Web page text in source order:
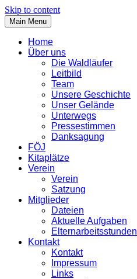
Skip to content
Main Menu
Home
Über uns
Die Waldläufer
Leitbild
Team
Unsere Geschichte
Unser Gelände
Unterwegs
Pressestimmen
Danksagung
FÖJ
Kitaplätze
Verein
Verein
Satzung
Mitglieder
Dateien
Aktuelle Aufgaben
Elternarbeitsstunden
Kontakt
Kontakt
Impressum
Links